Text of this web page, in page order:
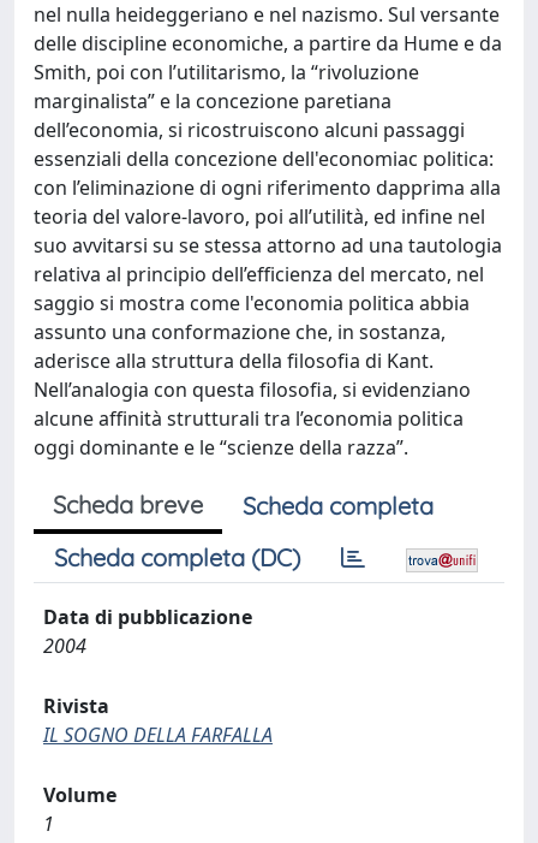
nel nulla heideggeriano e nel nazismo. Sul versante
delle discipline economiche, a partire da Hume e da
Smith, poi con l’utilitarismo, la “rivoluzione
marginalista” e la concezione paretiana
dell’economia, si ricostruiscono alcuni passaggi
essenziali della concezione dell'economiac politica:
con l’eliminazione di ogni riferimento dapprima alla
teoria del valore-lavoro, poi all’utilità, ed infine nel
suo avvitarsi su se stessa attorno ad una tautologia
relativa al principio dell’efficienza del mercato, nel
saggio si mostra come l'economia politica abbia
assunto una conformazione che, in sostanza,
aderisce alla struttura della filosofia di Kant.
Nell’analogia con questa filosofia, si evidenziano
alcune affinità strutturali tra l’economia politica
oggi dominante e le “scienze della razza”.
Scheda breve
Scheda completa
Scheda completa (DC)
Data di pubblicazione
2004
Rivista
IL SOGNO DELLA FARFALLA
Volume
1